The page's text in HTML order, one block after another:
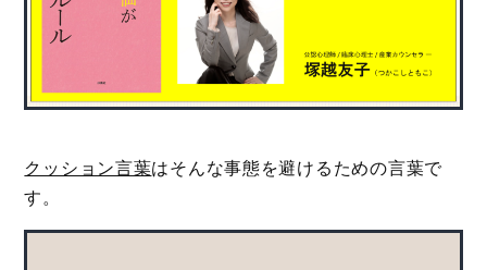
クッション言葉はそんな事態を避けるための言葉で
す。